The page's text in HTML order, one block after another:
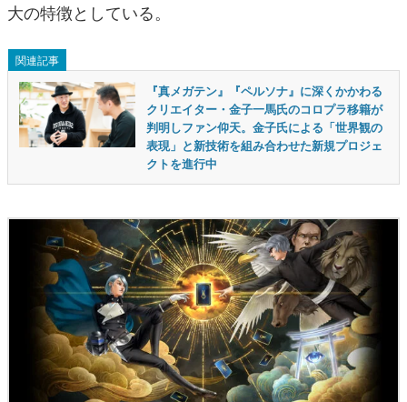
大の特徴としている。
関連記事
『真メガテン』『ペルソナ』に深くかかわる
クリエイター・金子一馬氏のコロプラ移籍が
判明しファン仰天。金子氏による「世界観の
表現」と新技術を組み合わせた新規プロジェ
クトを進行中